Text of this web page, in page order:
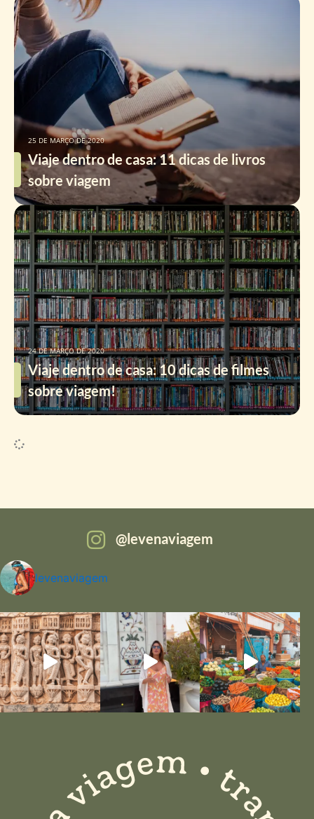
Viaje dentro de casa: 11 dicas de livros
sobre viagem
25 DE MARÇO DE 2020
Viaje dentro de casa: 10 dicas de filmes
sobre viagem!
24 DE MARÇO DE 2020
levenaviagem
levenaviagem